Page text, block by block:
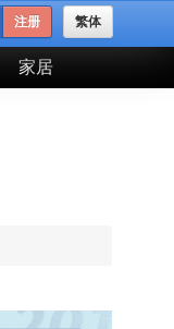
繁体
注册
家居